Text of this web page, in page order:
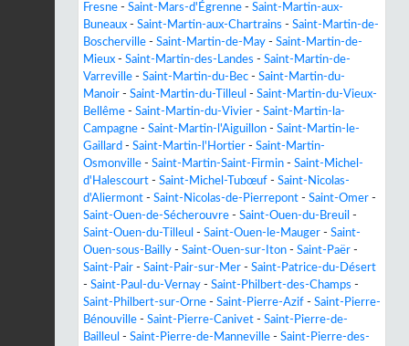
Fresne - Saint-Mars-d'Égrenne - Saint-Martin-aux-
Buneaux - Saint-Martin-aux-Chartrains - Saint-Martin-de-
Boscherville - Saint-Martin-de-May - Saint-Martin-de-
Mieux - Saint-Martin-des-Landes - Saint-Martin-de-
Varreville - Saint-Martin-du-Bec - Saint-Martin-du-
Manoir - Saint-Martin-du-Tilleul - Saint-Martin-du-Vieux-
Bellême - Saint-Martin-du-Vivier - Saint-Martin-la-
Campagne - Saint-Martin-l'Aiguillon - Saint-Martin-le-
Gaillard - Saint-Martin-l'Hortier - Saint-Martin-
Osmonville - Saint-Martin-Saint-Firmin - Saint-Michel-
d'Halescourt - Saint-Michel-Tubœuf - Saint-Nicolas-
d'Aliermont - Saint-Nicolas-de-Pierrepont - Saint-Omer -
Saint-Ouen-de-Sécherouvre - Saint-Ouen-du-Breuil -
Saint-Ouen-du-Tilleul - Saint-Ouen-le-Mauger - Saint-
Ouen-sous-Bailly - Saint-Ouen-sur-Iton - Saint-Paër -
Saint-Pair - Saint-Pair-sur-Mer - Saint-Patrice-du-Désert
- Saint-Paul-du-Vernay - Saint-Philbert-des-Champs -
Saint-Philbert-sur-Orne - Saint-Pierre-Azif - Saint-Pierre-
Bénouville - Saint-Pierre-Canivet - Saint-Pierre-de-
Bailleul - Saint-Pierre-de-Manneville - Saint-Pierre-des-